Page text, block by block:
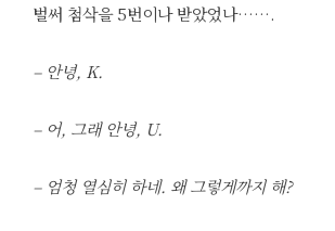
벌써 첨삭을 5번이나 받았었나…….
– 안녕, K.
– 어, 그래 안녕, U.
– 엄청 열심히 하네. 왜 그렇게까지 해?